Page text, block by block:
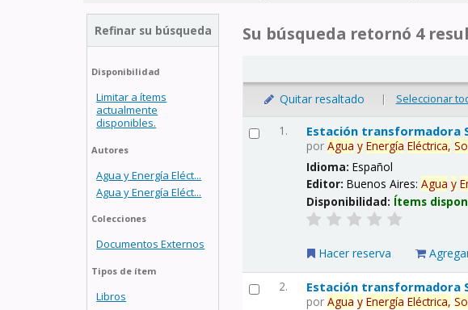
Refinar su búsqueda
Disponibilidad
Limitar a ítems
actualmente
disponibles.
Autores
Agua y Energía Eléct...
Agua y Energía Eléct...
Colecciones
Documentos Externos
Tipos de ítem
Libros
Su búsqueda retornó 4
Quitar resaltado | Seleccionar
1. Estación transformadora
porAgua y Energía Eléctrica,
Idioma:Español
Editor:Buenos Aires:Agua y
Disponibilidad: Ítems
Hacer reserva
2. Estación transformadora
porAgua y Energía Eléctrica,